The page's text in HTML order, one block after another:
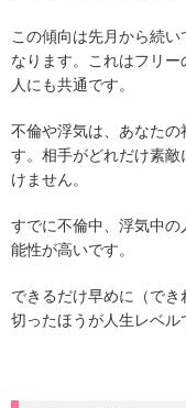
この傾向は先月から続
なります。これはフリ
人にも共通です。
不倫や浮気は、あなたの
す。相手がどれだけ素
けません。
すでに不倫中、浮気中
能性が高いです。
できるだけ早めに（で
切ったほうが人生レベル